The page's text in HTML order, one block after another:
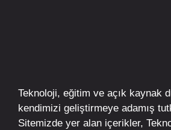
Teknoloji, eğitim ve açık kaynak
kendimizi geliştirmeye adamış
Sitemizde yer alan içerikler,